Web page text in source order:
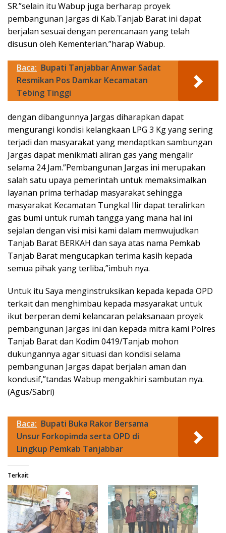
SR.”selain itu Wabup juga berharap proyek
pembangunan Jargas di Kab.Tanjab Barat ini dapat
berjalan sesuai dengan perencanaan yang telah
disusun oleh Kementerian.”harap Wabup.
Baca: Bupati Tanjabbar Anwar Sadat
Resmikan Pos Damkar Kecamatan
Tebing Tinggi
dengan dibangunnya Jargas diharapkan dapat
mengurangi kondisi kelangkaan LPG 3 Kg yang sering
terjadi dan masyarakat yang mendaptkan sambungan
Jargas dapat menikmati aliran gas yang mengalir
selama 24 Jam.”Pembangunan Jargas ini merupakan
salah satu upaya pemerintah untuk memaksimalkan
layanan prima terhadap masyarakat sehingga
masyarakat Kecamatan Tungkal Ilir dapat teralirkan
gas bumi untuk rumah tangga yang mana hal ini
sejalan dengan visi misi kami dalam memwujudkan
Tanjab Barat BERKAH dan saya atas nama Pemkab
Tanjab Barat mengucapkan terima kasih kepada
semua pihak yang terliba,”imbuh nya.
Untuk itu Saya menginstruksikan kepada kepada OPD
terkait dan menghimbau kepada masyarakat untuk
ikut berperan demi kelancaran pelaksanaan proyek
pembangunan Jargas ini dan kepada mitra kami Polres
Tanjab Barat dan Kodim 0419/Tanjab mohon
dukungannya agar situasi dan kondisi selama
pembangunan Jargas dapat berjalan aman dan
kondusif,”tandas Wabup mengakhiri sambutan nya.
(Agus/Sabri)
Baca: Bupati Buka Rakor Bersama
Unsur Forkopimda serta OPD di
Lingkup Pemkab Tanjabbar
Terkait